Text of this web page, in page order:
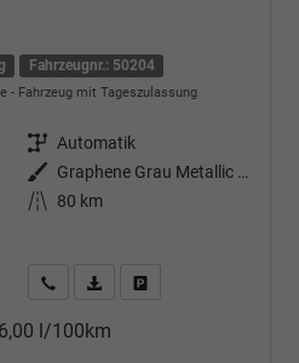
Fahrzeugnr.: 50204
Fahrzeug mit Tageszulassung
Getriebe Automatik
Außenfarbe
Graphene Grau Metallic (R6)
Kilometerstand
80 km
Kontakt & Angebot anfordern
PDF-Datei, Fahrzeugexposé
6,00 l/100km